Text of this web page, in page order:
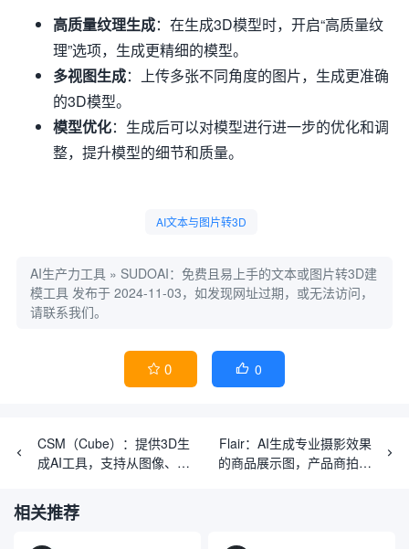
高质量纹理生成：在生成3D模型时，开启“高质量纹
理”选项，生成更精细的模型。
多视图生成：上传多张不同角度的图片，生成更准确
的3D模型。
模型优化：生成后可以对模型进行进一步的优化和调
整，提升模型的细节和质量。
AI文本与图片转3D
AI生产力工具 » SUDOAI：免费且易上手的文本或图片转3D建
模工具 发布于 2024-11-03，如发现网址过期，或无法访问，
请联系我们。
 0  0
CSM（Cube）：提供3D生
成AI工具，支持从图像、文
Flair：AI生成专业摄影效果
的商品展示图，产品商拍专
相关推荐